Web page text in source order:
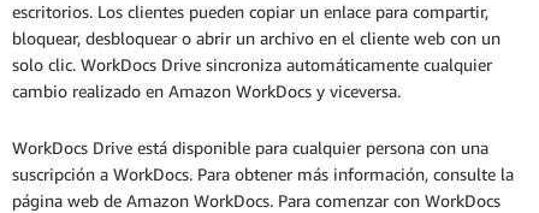
escritorios. Los clientes pueden copiar un enlace para compartir,
bloquear, desbloquear o abrir un archivo en el cliente web con un
solo clic. WorkDocs Drive sincroniza automáticamente cualquier
cambio realizado en Amazon WorkDocs y viceversa.
WorkDocs Drive está disponible para cualquier persona con una
suscripción a WorkDocs. Para obtener más información, consulte la
página web de Amazon WorkDocs. Para comenzar con WorkDocs